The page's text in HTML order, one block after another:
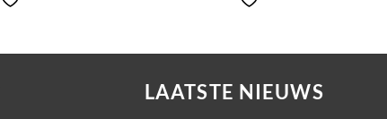
LAATSTE NIEUWS